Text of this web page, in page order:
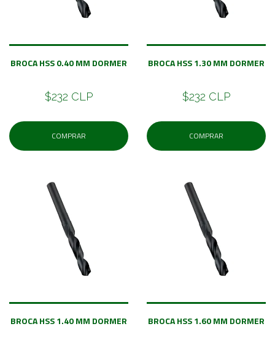
BROCA HSS 0.40 MM DORMER
$232 CLP
COMPRAR
BROCA HSS 1.30 MM DORMER
$232 CLP
COMPRAR
BROCA HSS 1.40 MM DORMER BROCA HSS 1.60 MM DORMER